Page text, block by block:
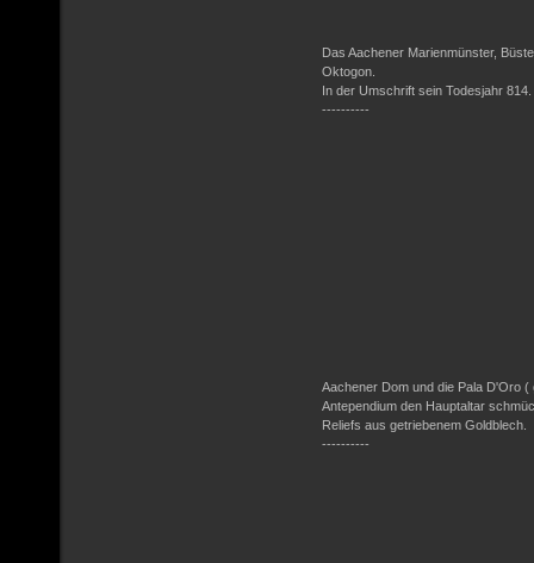
Das Aachener Marienmünster,
Oktogon.
In der Umschrift sein Todesjahr 814.
----------
Aachener Dom und die Pala D'Oro
Antependium den Hauptaltar
Reliefs aus getriebenem Goldblech.
----------